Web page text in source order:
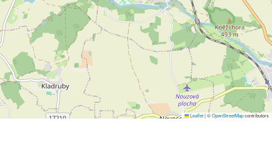
Leaflet|©OpenStreetMapcontributors